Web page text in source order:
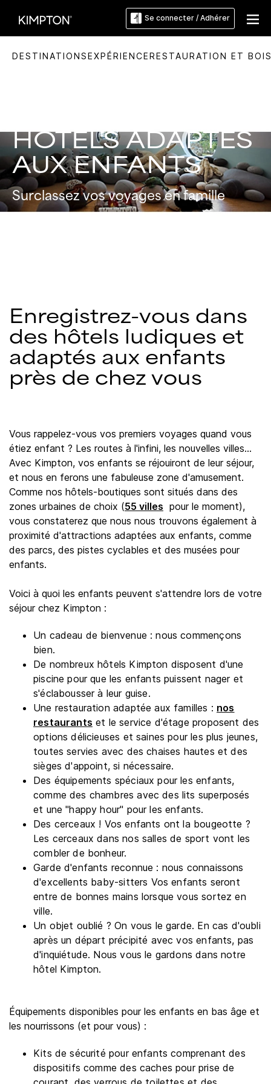
Se connecter / Adhérer
DESTINATIONSEXPÉRIENCERESTAURATION ET
HÔTELS ADAPTÉS
AUX ENFANTS
Surclassez vos voyages en famille
Enregistrez-vous dans
des hôtels ludiques et
adaptés aux enfants
près de chez vous
Vous rappelez-vous vos premiers voyages quand vous
étiez enfant ? Les routes à l'infini, les nouvelles villes…
Avec Kimpton, vos enfants se réjouiront de leur séjour,
et nous en ferons une fabuleuse zone d'amusement.
Comme nos hôtels-boutiques sont situés dans des
zones urbaines de choix (55 villes pour le moment),
vous constaterez que nous nous trouvons également à
proximité d'attractions adaptées aux enfants, comme
des parcs, des pistes cyclables et des musées pour
enfants.
Voici à quoi les enfants peuvent s'attendre lors de votre
séjour chez Kimpton :
Un cadeau de bienvenue : nous commençons
bien.
De nombreux hôtels Kimpton disposent d'une
piscine pour que les enfants puissent nager et
s'éclabousser à leur guise.
Une restauration adaptée aux familles : nos
restaurants et le service d'étage proposent des
options délicieuses et saines pour les plus jeunes,
toutes servies avec des chaises hautes et des
sièges d'appoint, si nécessaire.
Des équipements spéciaux pour les enfants,
comme des chambres avec des lits superposés
et une "happy hour" pour les enfants.
Des cerceaux ! Vos enfants ont la bougeotte ?
Les cerceaux dans nos salles de sport vont les
combler de bonheur.
Garde d'enfants reconnue : nous connaissons
d'excellents baby-sitters Vos enfants seront
entre de bonnes mains lorsque vous sortez en
ville.
Un objet oublié ? On vous le garde. En cas d'oubli
après un départ précipité avec vos enfants, pas
d'inquiétude. Nous vous le gardons dans notre
hôtel Kimpton.
Équipements disponibles pour les enfants en bas âge et
les nourrissons (et pour vous) :
Kits de sécurité pour enfants comprenant des
dispositifs comme des caches pour prise de